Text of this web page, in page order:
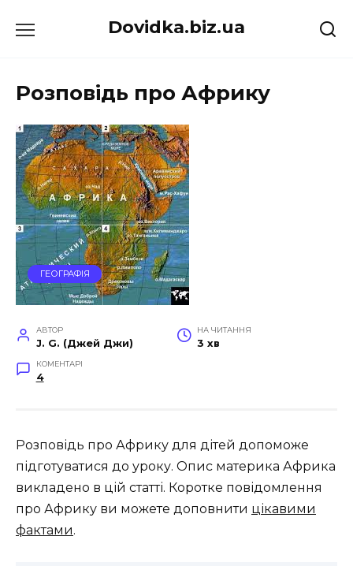
до
Dovidka.biz.ua
Розповідь про Африку
ГЕОГРАФІЯ
АВТОР
J. G. (Джей Джи)
НА ЧИТАННЯ
3 хв
КОМЕНТАРІ
4
Розповідь про Африку для дітей допоможе
підготуватися до уроку. Опис материка Африка
викладено в цій статті. Коротке повідомлення
про Африку ви можете доповнити цікавими
фактами.